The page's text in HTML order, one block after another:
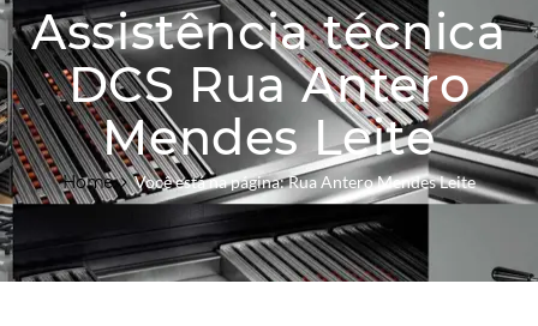
Assistência técnica
DCS Rua Antero
Mendes Leite
Home Você está na página: Rua Antero Mendes Leite